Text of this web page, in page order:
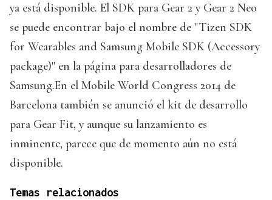
ya está disponible. El SDK para Gear 2 y Gear 2 Neo
se puede encontrar bajo el nombre de "Tizen SDK
for Wearables and Samsung Mobile SDK (Accessory
package)" en la página para desarrolladores de
Samsung.En el Mobile World Congress 2014 de
Barcelona también se anunció el kit de desarrollo
para Gear Fit, y aunque su lanzamiento es
inminente, parece que de momento aún no está
disponible.
Temas relacionados